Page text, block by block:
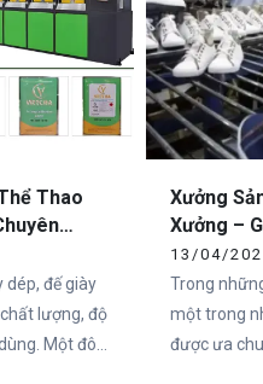
Thao
dép, đế giày
lượng, độ
Một đôi
Xưởng
Xưởng –
Toàn
13/04/
Trong
một trong
được ưa